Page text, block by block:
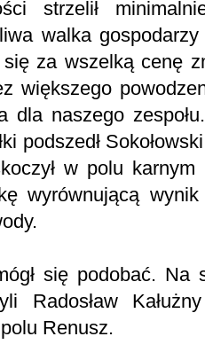
strzelił
walka
się za wszelką cenę
większego
dla naszego
podszedł
w polu
wyrównującą
się podobać. Na
Radosław
Renusz.